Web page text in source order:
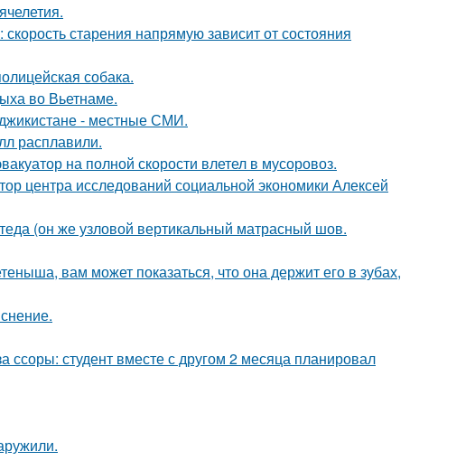
старения напрямую зависит от состояния
собака.
во Вьетнаме.
- местные СМИ.
расплавили.
на полной скорости влетел в мусоровоз.
центра исследований социальной экономики Алексей
(он же узловой вертикальный матрасный шов.
вам может показаться, что она держит его в зубах,
ссоры: студент вместе с другом 2 месяца планировал